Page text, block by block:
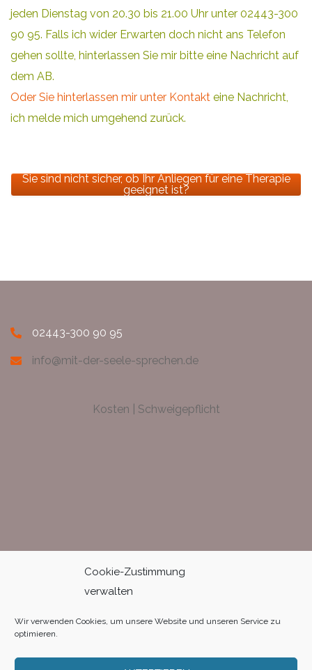
Cookie-Zustimmung
verwalten
Wir verwenden Cookies, um unsere Website und unseren Service zu
optimieren.
jeden Dienstag von 20.30 bis 21.00 Uhr unter 02443-300
90 95. Falls ich wider Erwarten doch nicht ans Telefon
gehen sollte, hinterlassen Sie mir bitte eine Nachricht auf
dem AB.
Oder Sie hinterlassen mir unter Kontakt eine Nachricht,
ich melde mich umgehend zurück.
Sie sind nicht sicher, ob Ihr Anliegen für eine Therapie
geeignet ist?
02443-300 90 95
info@mit-der-seele-sprechen.de
Kosten Schweigepflicht
Impressum |Datenschutz